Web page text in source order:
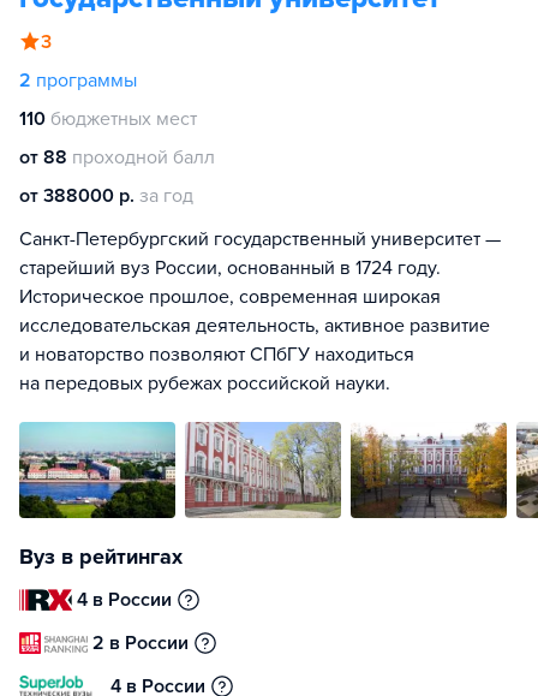
3
2 программы
110 бюджетных мест
от 88 проходной балл
от 388000 р. за год
Санкт-Петербургский государственный университет —
старейший вуз России, основанный в 1724 году.
Историческое прошлое, современная широкая
исследовательская деятельность, активное развитие
и новаторство позволяют СПбГУ находиться
на передовых рубежах российской науки.
Вуз в рейтингах
4 в России
2 в России
4 в России